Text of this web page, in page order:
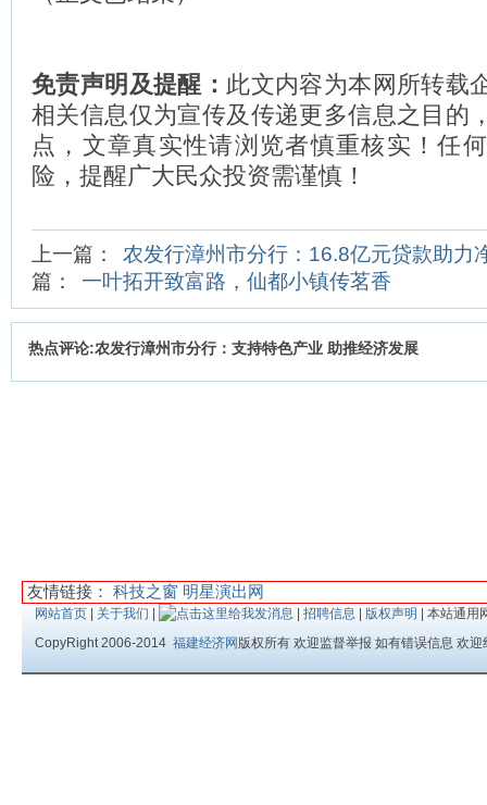
免责声明及提醒： 此文内容为本网所转载
相关信息仅为宣传及传递更多信息之目的
点，文章真实性请浏览者慎重核实！任
险，提醒广大民众投资需谨慎！
上一篇：
农发行漳州市分行：16.8亿元贷款助力
篇：
一叶拓开致富路，仙都小镇传茗香
热点评论:农发行漳州市分行：支持特色产业 助推经济发展
友情链接： 科技之窗 明星演出网
网站首页 关于我们 招聘信息 版权声明
| 本站通用
CopyRight 2006-2014 福建经济网 版权所有 欢迎监督举报 如有错误信息 欢迎